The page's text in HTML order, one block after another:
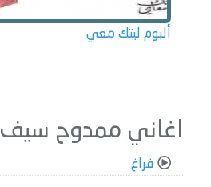
ألبوم ليتك معي
اغاني ممدوح سيف
فراغ